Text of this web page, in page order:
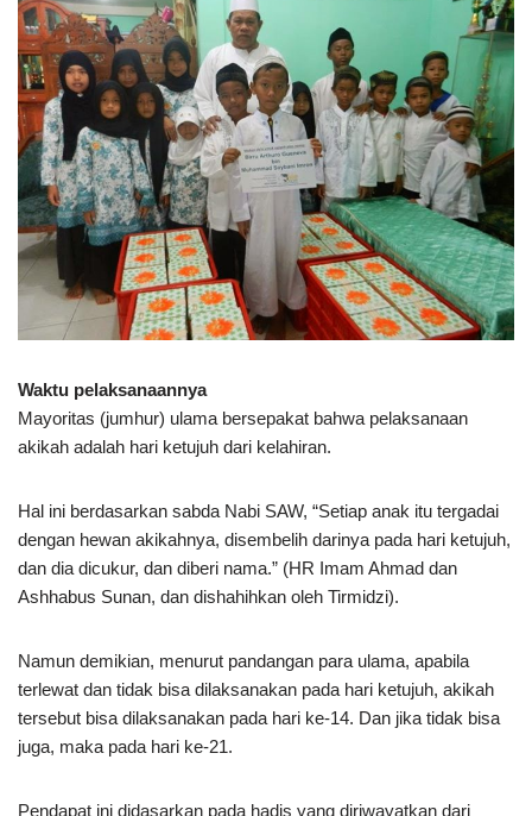
Waktu pelaksanaannya
Mayoritas (jumhur) ulama bersepakat bahwa pelaksanaan
akikah adalah hari ketujuh dari kelahiran.
Hal ini berdasarkan sabda Nabi SAW, “Setiap anak itu tergadai
dengan hewan akikahnya, disembelih darinya pada hari ketujuh,
dan dia dicukur, dan diberi nama.” (HR Imam Ahmad dan
Ashhabus Sunan, dan dishahihkan oleh Tirmidzi).
Namun demikian, menurut pandangan para ulama, apabila
terlewat dan tidak bisa dilaksanakan pada hari ketujuh, akikah
tersebut bisa dilaksanakan pada hari ke-14. Dan jika tidak bisa
juga, maka pada hari ke-21.
Pendapat ini didasarkan pada hadis yang diriwayatkan dari